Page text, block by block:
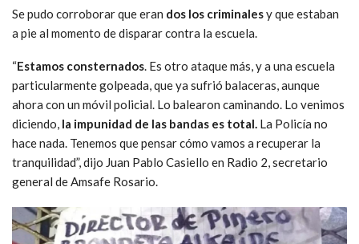
Se pudo corroborar que eran dos los criminalesy que estaban
a pie al momento de disparar contra la escuela.
“Estamos consternados. Es otro ataque más, y a una escuela
particularmente golpeada, que ya sufrió balaceras, aunque
ahora con un móvil policial. Lo balearon caminando. Lo venimos
diciendo, la impunidad de las bandas es total. La Policía no
hace nada. Tenemos que pensar cómo vamos a recuperar la
tranquilidad”, dijo Juan Pablo Casiello en Radio 2, secretario
general de Amsafe Rosario.